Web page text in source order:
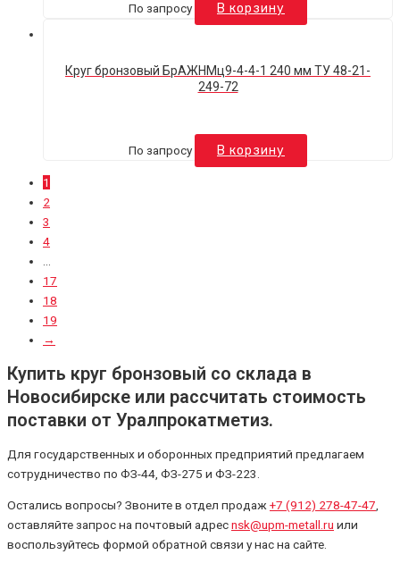
По запросу В корзину
Круг бронзовый БрАЖНМц9-4-4-1 240 мм ТУ 48-21-
249-72
По запросу В корзину
1
2
3
4
…
17
18
19
→
Купить круг бронзовый со склада в
Новосибирске или рассчитать стоимость
поставки от Уралпрокатметиз.
Для государственных и оборонных предприятий предлагаем
сотрудничество по ФЗ-44, ФЗ-275 и ФЗ-223.
Остались вопросы? Звоните в отдел продаж+7 (912) 278-47-47,
оставляйте запрос на почтовый адресnsk@upm-metall.ru или
воспользуйтесь формой обратной связи у нас на сайте.